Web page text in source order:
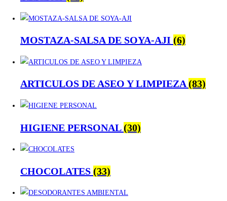
MOSTAZA-SALSA DE SOYA-AJI (6)
ARTICULOS DE ASEO Y LIMPIEZA(83)
HIGIENE PERSONAL(30)
CHOCOLATES (33)